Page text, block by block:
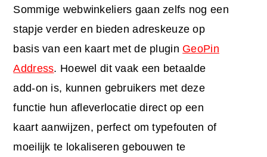
Sommige webwinkeliers gaan zelfs nog een
stapje verder en bieden adreskeuze op
basis van een kaart met de plugin GeoPin
Address. Hoewel dit vaak een betaalde
add-on is, kunnen gebruikers met deze
functie hun afleverlocatie direct op een
kaart aanwijzen, perfect om typefouten of
moeilijk te lokaliseren gebouwen te